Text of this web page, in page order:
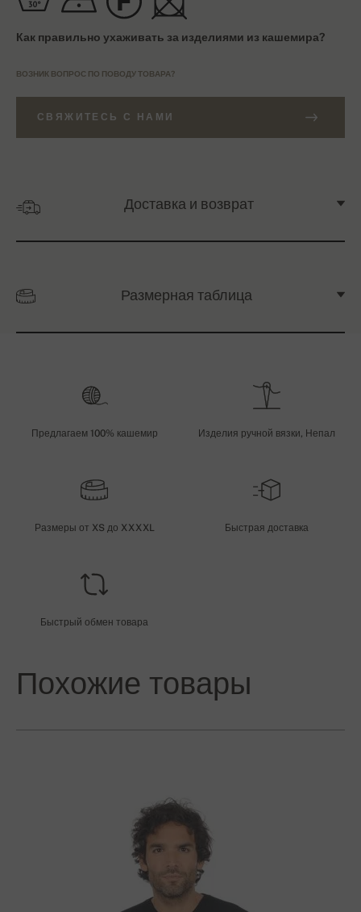
Как правильно ухаживать за изделиями из кашемира?
ВОЗНИК ВОПРОС ПО ПОВОДУ ТОВАРА?
СВЯЖИТЕСЬ С НАМИ
Доставка и возврат
Размерная таблица
Предлагаем 100% кашемир Изделия ручной вязки, Непал
Размеры от XS до XXXXL Быстрая доставка
Быстрый обмен товара
Похожие товары